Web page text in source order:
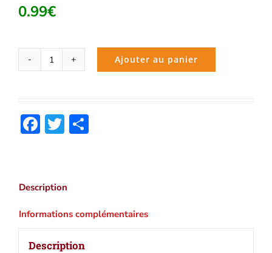
0.99€
quantité
|
Ebook
Ajouter au panier
Facebook
Twitter
Description
Informations complémentaires
Description